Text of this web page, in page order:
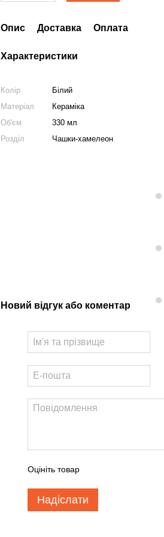
Опис Доставка Оплата
Характеристики
Колір
Білий
Матеріал
Кераміка
Об'єм
330 мл
Розділ
Чашки-хамелеон
Новий відгук або коментар
Оцініть товар
Надіслати